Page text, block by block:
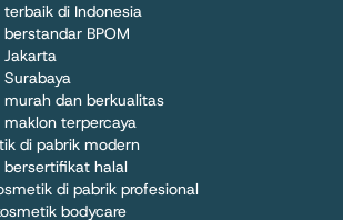
terbaik di Indonesia
BPOM
Jakarta
Surabaya
murah dan berkualitas
maklon terpercaya
di pabrik modern
bersertifikat halal
di pabrik profesional
bodycare